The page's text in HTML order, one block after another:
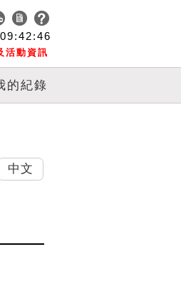
09:42:47
活動資訊
的紀錄